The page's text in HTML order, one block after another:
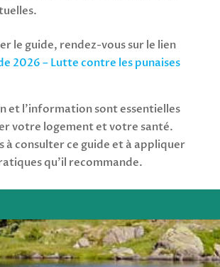
le guide, rendez-vous sur le lien
2026 – Lutte contre les punaises
et l’information sont essentielles
votre logement et votre santé.
à consulter ce guide et à appliquer
qu’il recommande.